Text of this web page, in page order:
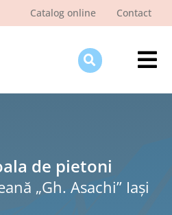
Catalog online Contact
de pietoni
„Gh. Asachi” Iaşi